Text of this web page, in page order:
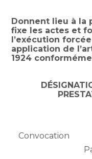
Donnent lieu à la
fixe les actes et
l’exécution
application de
1924
Convocation